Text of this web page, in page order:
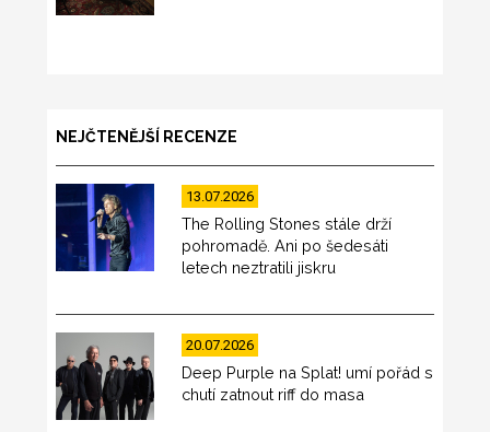
NEJČTENĚJŠÍ RECENZE
13.07.2026
The Rolling Stones stále drží
pohromadě. Ani po šedesáti
letech neztratili jiskru
20.07.2026
Deep Purple na Splat! umí pořád s
chutí zatnout riff do masa